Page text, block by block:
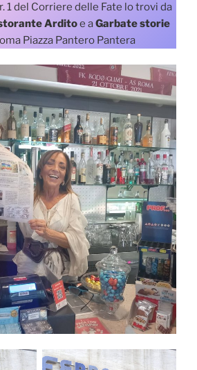
1 del Corriere delle Fate lo trovi da
Arditoe aGarbate storie
Piazza Pantero Pantera